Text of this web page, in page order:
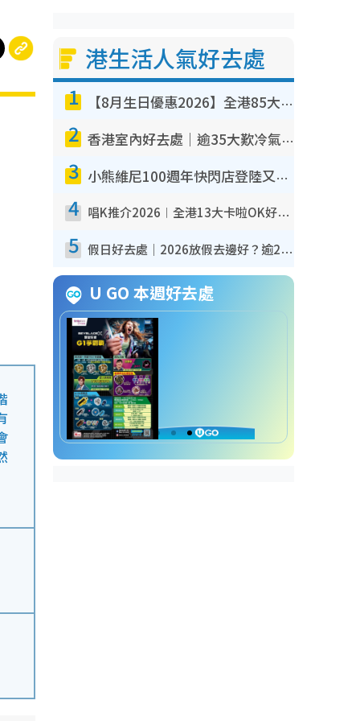
港生活人氣好去處
1 【8月生日優惠2026】全港85大食買玩著數攻略 自助餐/火鍋放題同行免費＋誠品/DONKI送現金券
2 香港室內好去處｜逾35大歎冷氣室內好去處推介 室內活動免費避雨無懼落雨
3 小熊維尼100週年快閃店登陸又一城 重現百畝森林經典場景／獨家限定盲盒登場／專屬DIY香水
4 唱K推介2026︱全港13大卡啦OK好去處！最平$36起 日文K都有！(附地址+收費詳情)
5 假日好去處｜2026放假去邊好？逾20放假好去處郊外/秘景 休閒半日或一日遊
U GO 本週好去處